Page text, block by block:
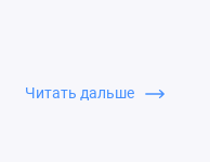
Читать дальше